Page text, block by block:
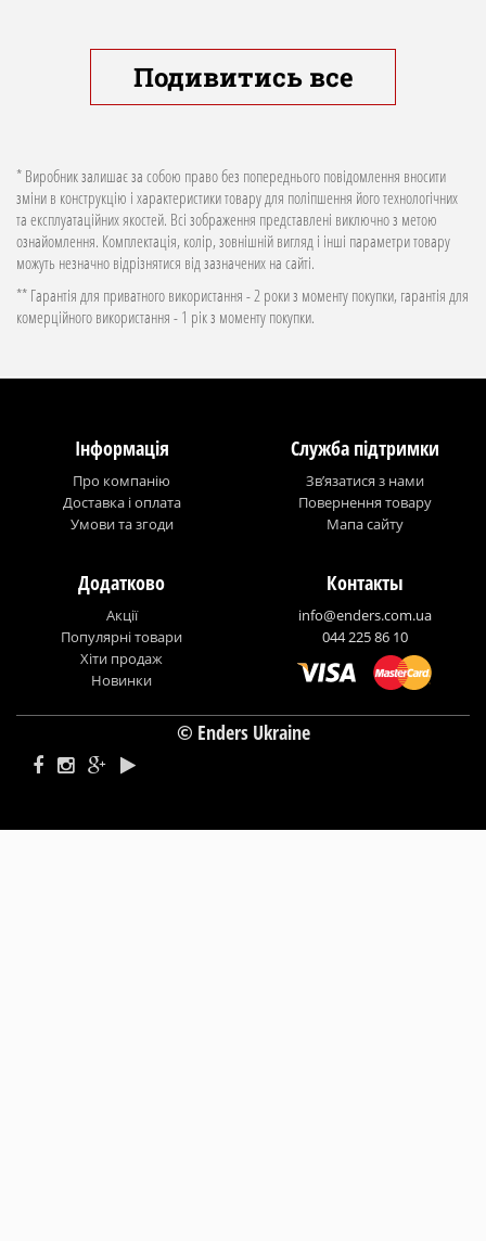
Подивитись все
* Виробник залишає за собою право без попереднього повідомлення вносити
зміни в конструкцію і характеристики товару для поліпшення його технологічних
та експлуатаційних якостей. Всі зображення представлені виключно з метою
ознайомлення. Комплектація, колір, зовнішній вигляд і інші параметри товару
можуть незначно відрізнятися від зазначених на сайті.
** Гарантія для приватного використання - 2 роки з моменту покупки, гарантія для
комерційного використання - 1 рік з моменту покупки.
Інформація
Про компанію
Доставка і оплата
Умови та згоди
Служба підтримки
Зв’язатися з нами
Повернення товару
Мапа сайту
Додатково
Акції
Популярні товари
Хіти продаж
Новинки
Контакты
info@enders.com.ua
044 225 86 10
© Enders Ukraine